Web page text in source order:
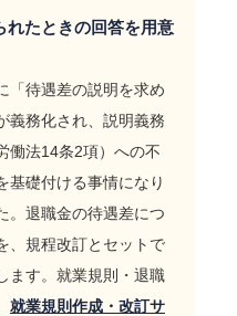
たときの回答を用意
「待遇差の説明を求め
義務化され、説明義務
働法14条2項）への不
基礎付ける事情になり
。退職金の待遇差につ
、規程改訂とセットで
ます。就業規則・退職
就業規則作成・改訂サ